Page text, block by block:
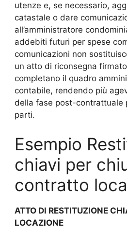
utenze e, se necessario,
catastale o dare
all’amministratore
addebiti futuri per spese
comunicazioni non
un atto di riconsegna
completano il quadro
contabile, rendendo più
della fase post-contrattuale
parti.
Esempio
chiavi per
contratto
ATTO DI RESTITUZIONE
LOCAZIONE